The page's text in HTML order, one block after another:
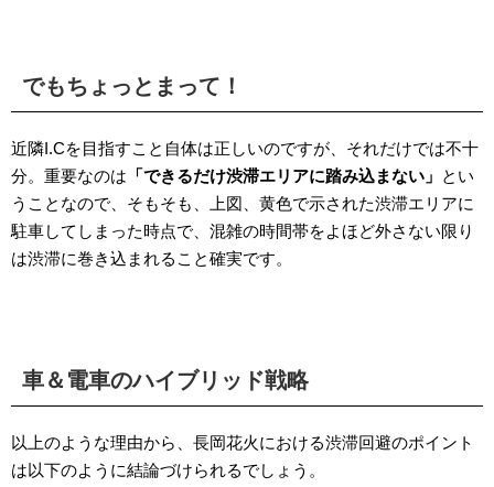
でもちょっとまって！
近隣I.Cを目指すこと自体は正しいのですが、それだけでは不十
分。重要なのは 「できるだけ渋滞エリアに踏み込まない」 とい
うことなので、そもそも、上図、黄色で示された渋滞エリアに
駐車してしまった時点で、混雑の時間帯をよほど外さない限り
は渋滞に巻き込まれること確実です。
車＆電車のハイブリッド戦略
以上のような理由から、長岡花火における渋滞回避のポイント
は以下のように結論づけられるでしょう。